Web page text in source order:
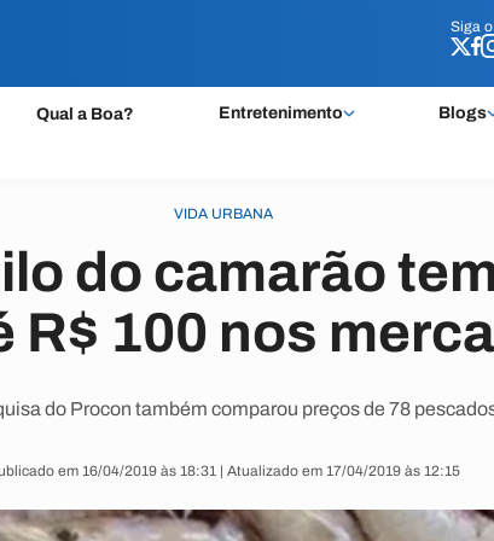
Siga o
Qual a Boa? Entretenimento Blogs
Siga o
VIDA URBANA
do camarão
R$ 100 nos
do Procon também comparou preços de 78
em 16/04/2019 às 18:31 | Atualizado em 17/04/2019 às 12:15